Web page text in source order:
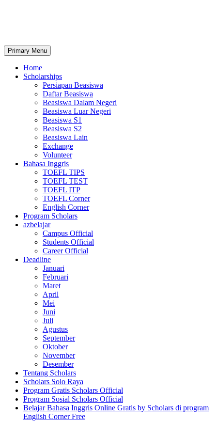
Primary Menu
Home
Scholarships
Persiapan Beasiswa
Daftar Beasiswa
Beasiswa Dalam Negeri
Beasiswa Luar Negeri
Beasiswa S1
Beasiswa S2
Beasiswa Lain
Exchange
Volunteer
Bahasa Inggris
TOEFL TIPS
TOEFL TEST
TOEFL ITP
TOEFL Corner
English Corner
Program Scholars
azbelajar
Campus Official
Students Official
Career Official
Deadline
Januari
Februari
Maret
April
Mei
Juni
Juli
Agustus
September
Oktober
November
Desember
Tentang Scholars
Scholars Solo Raya
Program Gratis Scholars Official
Program Sosial Scholars Official
Belajar Bahasa Inggris Online Gratis by Scholars di program
English Corner Free